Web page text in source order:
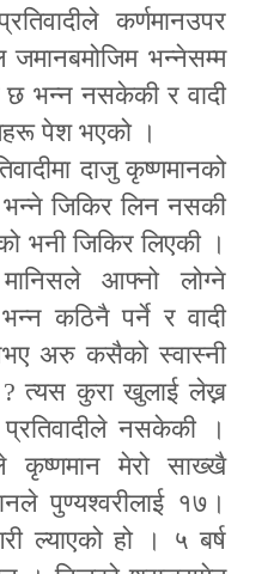
कर्णमानउपर
जमानबमोजिम भन्नेसम्म
भन्न नसकेकी र वादी
पेश भएको ।
दाजु कृष्णमानको
जिकिर लिन नसकी
भनी जिकिर लिएकी ।
मानिसले आफ्नो लोग्ने
कठिनै पर्ने र वादी
अरु कसैको स्वास्नी
?त्यस कुरा खुलाई लेख्न
नसकेकी ।
कृष्णमान मेरो साख्खै
पुण्यश्वरीलाई १७।
ल्याएको हो । ५ बर्ष